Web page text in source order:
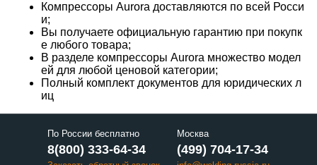
Компрессоры Aurora доставляются по всей Росси
и;
Вы получаете официальную гарантию при покупк
е любого товара;
В разделе компрессоры Aurora множество модел
ей для любой ценовой категории;
Полный комплект документов для юридических л
иц
По России бесплатно
8(800) 333-64-34
Москва
(499) 704-17-34